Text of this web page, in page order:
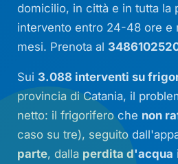
domicilio, in città e in tutta la
intervento entro 24-48 ore e
mesi. Prenota al
Sui 3.088 interventi su
provincia di Catania, il
netto: il frigorifero che non
caso su tre), seguito
parte, dalla perdita d'acqua